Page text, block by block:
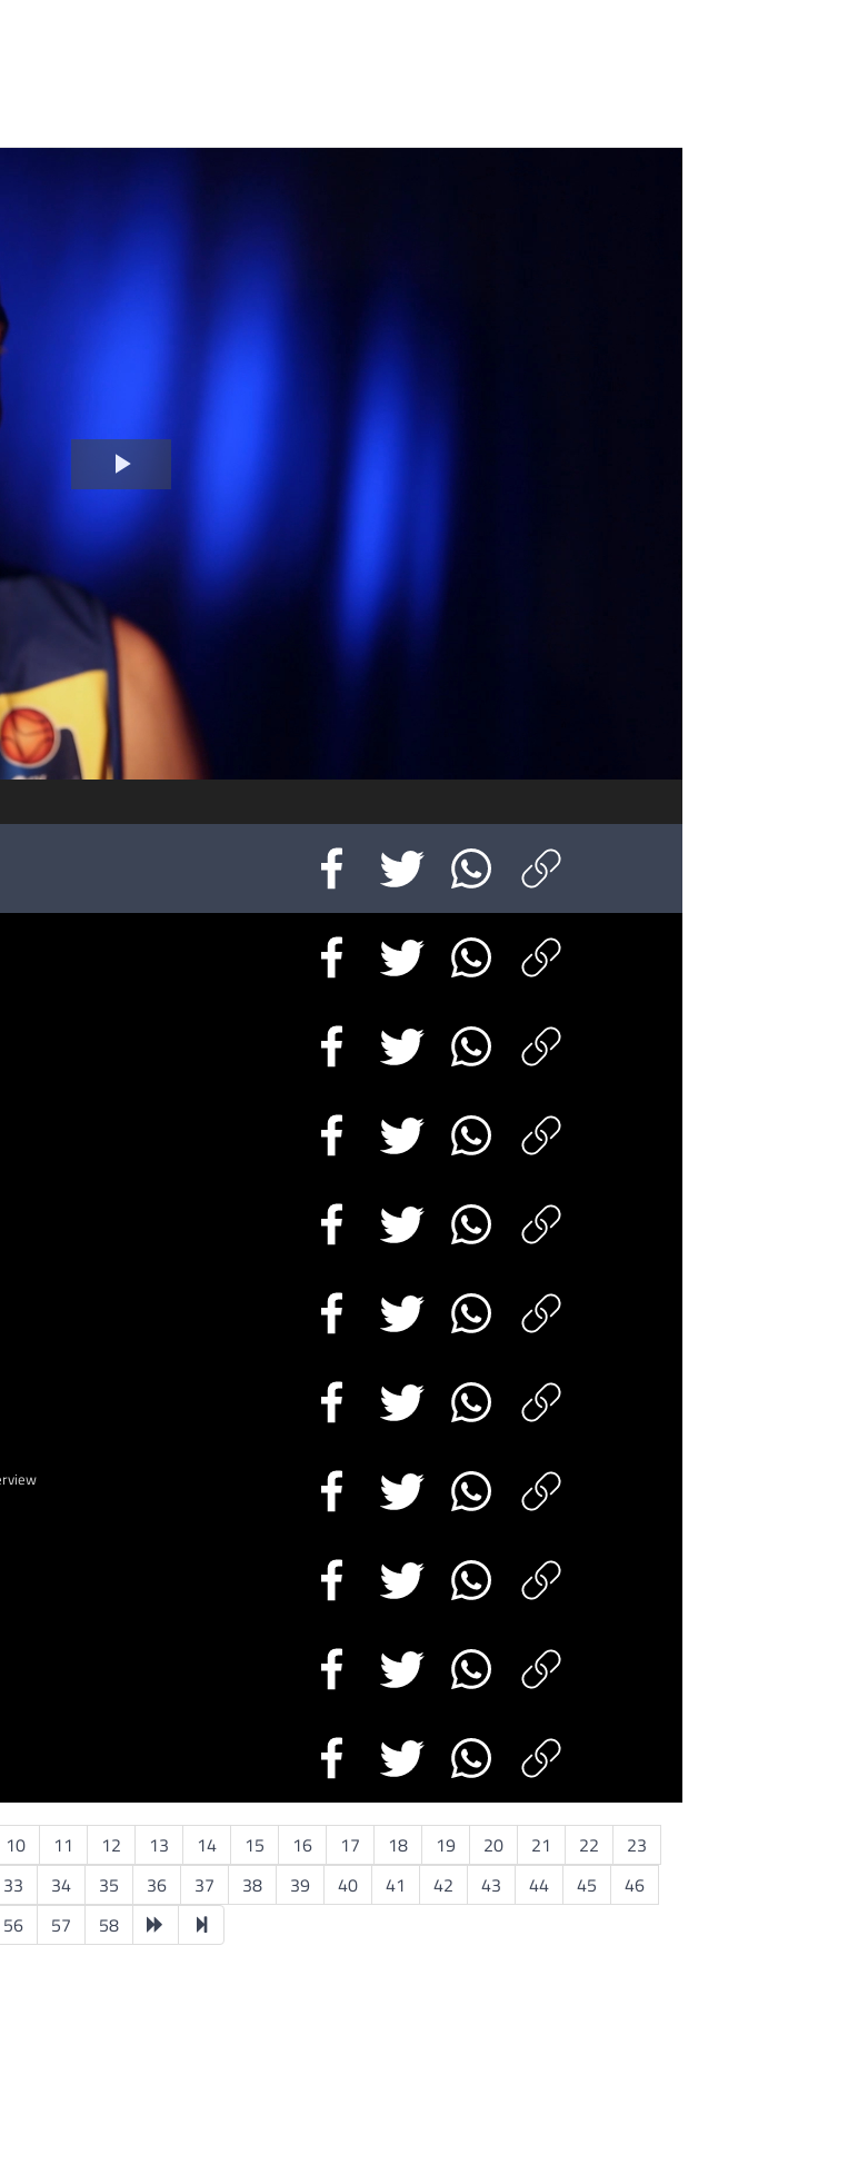
Video
abspielen
10 11 12 13 14 15 16 17 18 19 20 21 22
23
33 34 35 36 37 38 39 40 41 42 43 44 45
46
56 57 58